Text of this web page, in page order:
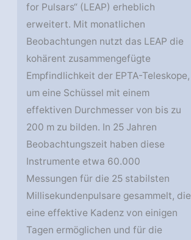
for Pulsars“ (LEAP) erheblich
erweitert. Mit monatlichen
Beobachtungen nutzt das LEAP die
kohärent zusammengefügte
Empfindlichkeit der EPTA-Teleskope,
um eine Schüssel mit einem
effektiven Durchmesser von bis zu
200 m zu bilden. In 25 Jahren
Beobachtungszeit haben diese
Instrumente etwa 60.000
Messungen für die 25 stabilsten
Millisekundenpulsare gesammelt, die
eine effektive Kadenz von einigen
Tagen ermöglichen und für die